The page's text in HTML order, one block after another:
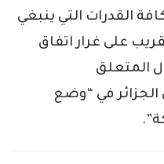
القدرات التي ينبغي
على غرار اتفاق
المتعلق
الجزائر في “وضع